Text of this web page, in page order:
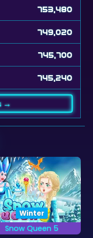
749,020
745,700
745,240
Christmas Buster
Geen tijdslimit
Kerstmis
Schiet alle kerstballen